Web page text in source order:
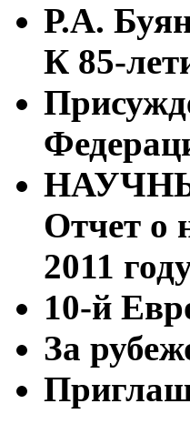
Р.А.
К 85-
Отчет о
2011
10-й
За